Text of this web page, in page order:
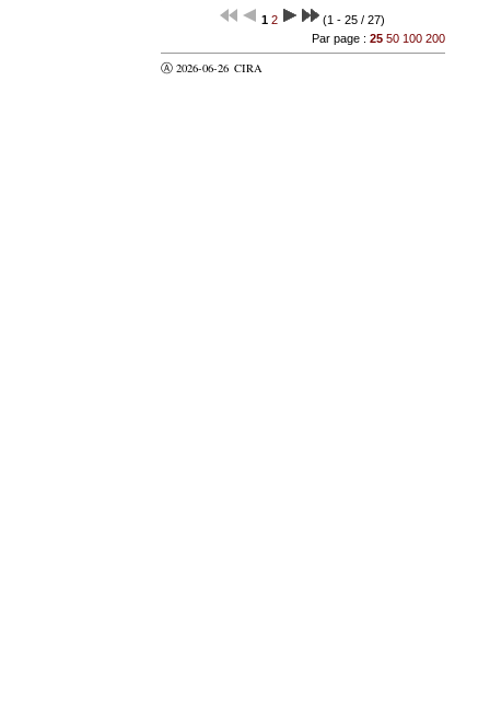
1 2
(1 - 25 / 27)
Par page : 25 50 100 200
Ⓐ 2026-06-26 CIRA